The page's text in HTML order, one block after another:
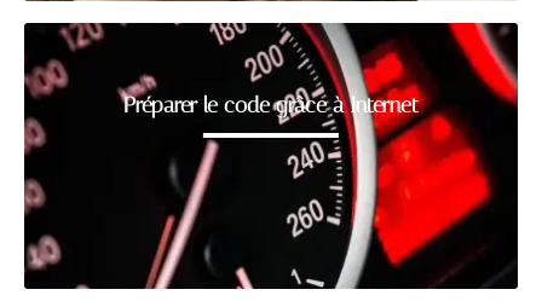
Préparer le code grâce à Internet